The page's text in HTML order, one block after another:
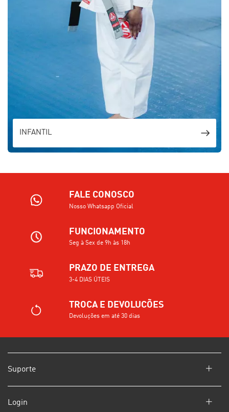
INFANTIL
FALE CONOSCO
Nosso Whatsapp Oficial
FUNCIONAMENTO
Seg à Sex de 9h às 18h
PRAZO DE ENTREGA
3-4 DIAS ÚTEIS
TROCA E DEVOLUCÕES
Devoluções em até 30 dias
Suporte
Login